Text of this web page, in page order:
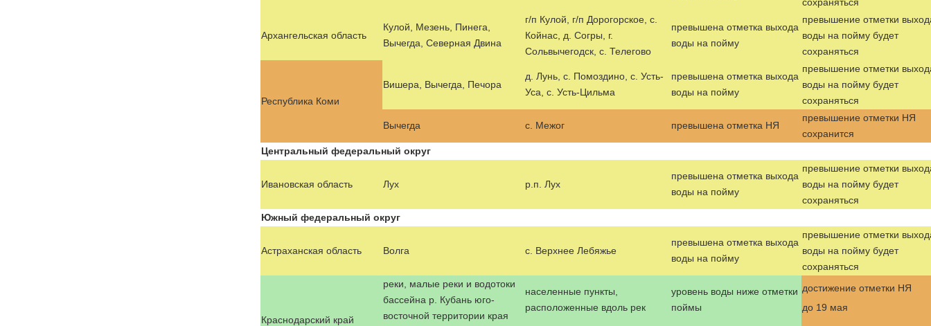
Архангельская область
Кулой, Мезень, Пинега,
Вычегда, Северная Двина
г/п Кулой, г/п Дорогорское, с.
Койнас, д. Согры, г.
Сольвычегодск, с. Телегово
превышена отметка выхода
воды на пойму
превышение отметки
воды на пойму будет
сохраняться
Республика Коми
Вишера, Вычегда, Печора
д. Лунь, с. Помоздино, с. Усть-
Уса, с. Усть-Цильма
превышена отметка выхода
воды на пойму
превышение отметки
воды на пойму будет
сохраняться
Вычегда с. Межог превышена отметка НЯ
превышение отметки НЯ
сохранится
Центральный федеральный округ
Ивановская область Лух р.п. Лух
превышена отметка выхода
воды на пойму
превышение отметки
воды на пойму будет
сохраняться
Южный федеральный округ
Астраханская область Волга с. Верхнее Лебяжье
превышена отметка выхода
воды на пойму
превышение отметки
воды на пойму будет
сохраняться
Краснодарский край
реки, малые реки и водотоки
бассейна р. Кубань юго-
восточной территории края
населенные пункты,
расположенные вдоль рек
уровень воды ниже отметки
поймы
достижение отметки НЯ
до 19 мая